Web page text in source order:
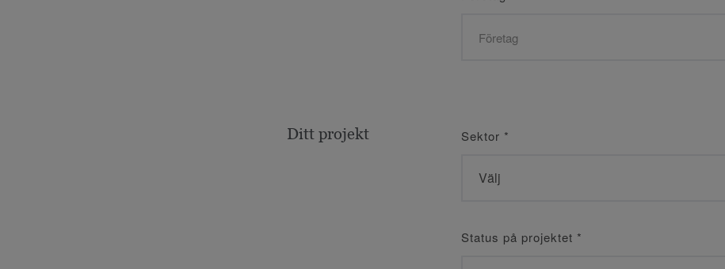
Ditt projekt Sektor *
Status på projektet *